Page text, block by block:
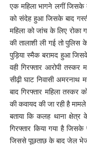
एक महिला भागने लगीं जिसके
को संदेह हुआ जिसके बाद गस्ती
महिला को जांच के लिए रोका
की तालाशी ली गई तो
पुड़िया स्मैक बरामद हुआ
वही गिरफ्तार आरोपी तस्कर
सीढ़ी घाट निवासी
बाद गिरफ्तार महिला
की कवायद की जा रही है
बताया कि कलह थाना
गिरफ्तार किया गया है
जिससे पूछताछ के बाद जेल